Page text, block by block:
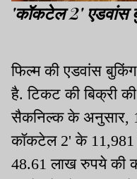
'कॉकटेल 2' एडवांस
फिल्म की एडवांस
है. टिकट की बिक्री
सैकनिल्क के अनुसार,
कॉकटेल 2' के
48.61 लाख रुपये की